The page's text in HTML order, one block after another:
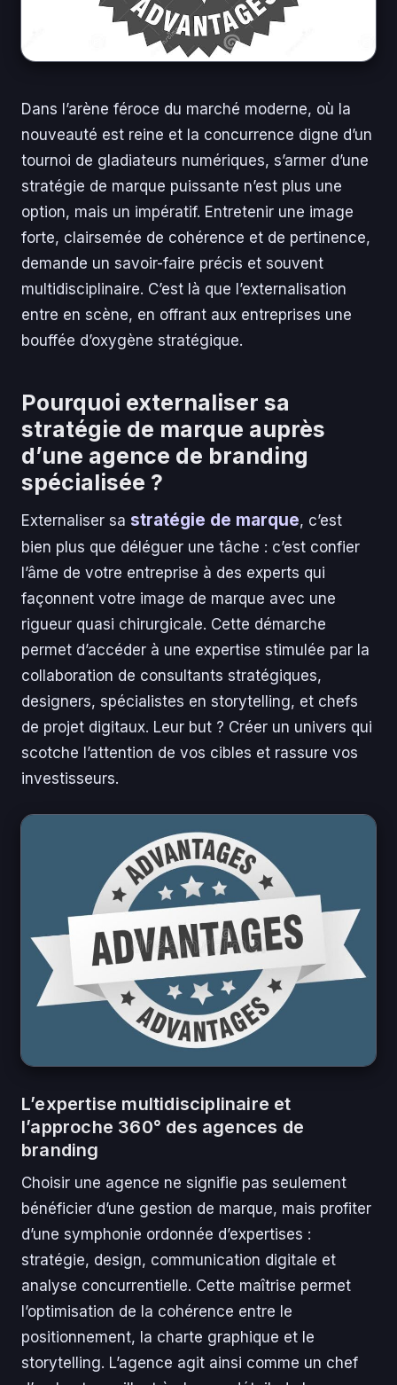
Dans l’arène féroce du marché moderne, où la
nouveauté est reine et la concurrence digne d’un
tournoi de gladiateurs numériques, s’armer d’une
stratégie de marque puissante n’est plus une
option, mais un impératif. Entretenir une image
forte, clairsemée de cohérence et de pertinence,
demande un savoir-faire précis et souvent
multidisciplinaire. C’est là que l’externalisation
entre en scène, en offrant aux entreprises une
bouffée d’oxygène stratégique.
Pourquoi externaliser sa
stratégie de marque auprès
d’une agence de branding
spécialisée ?
Externaliser sa stratégie de marque, c’est
bien plus que déléguer une tâche : c’est confier
l’âme de votre entreprise à des experts qui
façonnent votre image de marque avec une
rigueur quasi chirurgicale. Cette démarche
permet d’accéder à une expertise stimulée par la
collaboration de consultants stratégiques,
designers, spécialistes en storytelling, et chefs
de projet digitaux. Leur but ? Créer un univers qui
scotche l’attention de vos cibles et rassure vos
investisseurs.
L’expertise multidisciplinaire et
l’approche 360° des agences de
branding
Choisir une agence ne signifie pas seulement
bénéficier d’une gestion de marque, mais profiter
d’une symphonie ordonnée d’expertises :
stratégie, design, communication digitale et
analyse concurrentielle. Cette maîtrise permet
l’optimisation de la cohérence entre le
positionnement, la charte graphique et le
storytelling. L’agence agit ainsi comme un chef